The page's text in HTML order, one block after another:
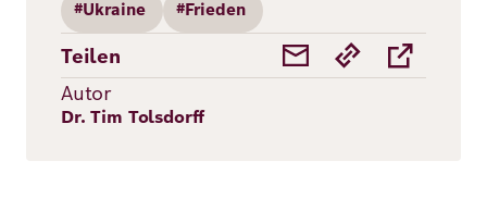
#Ukraine #Frieden
Teilen
Autor
Dr. Tim Tolsdorff